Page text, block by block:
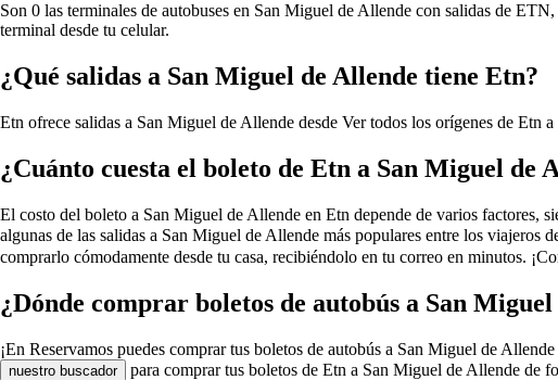
Son 0 las terminales de autobuses en San Miguel de Allende con salidas de
terminal desde tu celular.
¿Qué salidas a San Miguel de Allende tiene Etn?
Etn ofrece salidas a San Miguel de Allende desde Ver todos los orígenes de Etn
¿Cuánto cuesta el boleto de Etn a San Miguel de
El costo del boleto a San Miguel de Allende en Etn depende de varios factores,
algunas de las salidas a San Miguel de Allende más populares entre los viajeros
comprarlo cómodamente desde tu casa, recibiéndolo en tu correo en minutos.
¿Dónde comprar boletos de autobús a San
¡En Reservamos puedes comprar tus boletos de autobús a San Miguel de
nuestro buscador
para comprar tus boletos de Etn a San Miguel de Allende de